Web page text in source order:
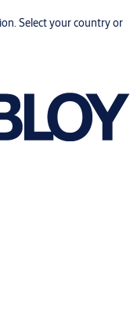
Select your country or